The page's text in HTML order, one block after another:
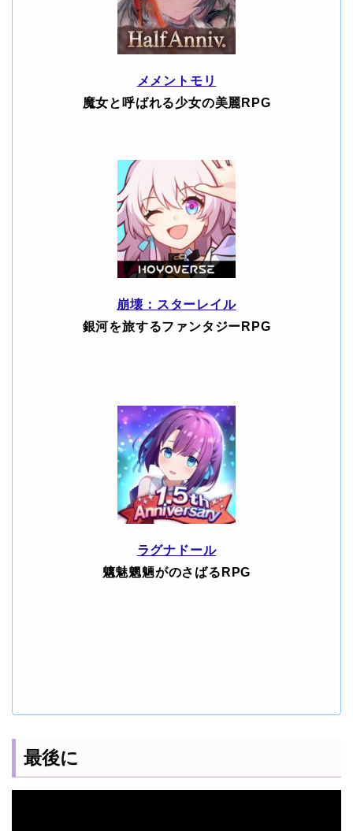
メメントモリ
魔女と呼ばれる少女の美麗RPG
崩壊：スターレイル
銀河を旅するファンタジーRPG
ラグナドール
魑魅魍魎がのさばるRPG
最後に